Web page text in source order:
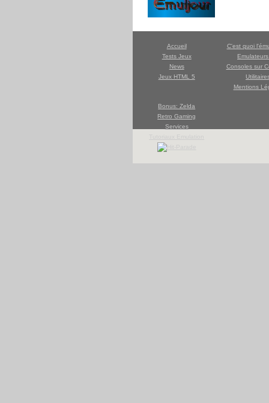
Accueil
Tests Jeux
News
Jeux HTML 5
C'est quoi
Consoles sur
Mentions
Bonus: Zelda
Retro Gaming
Services